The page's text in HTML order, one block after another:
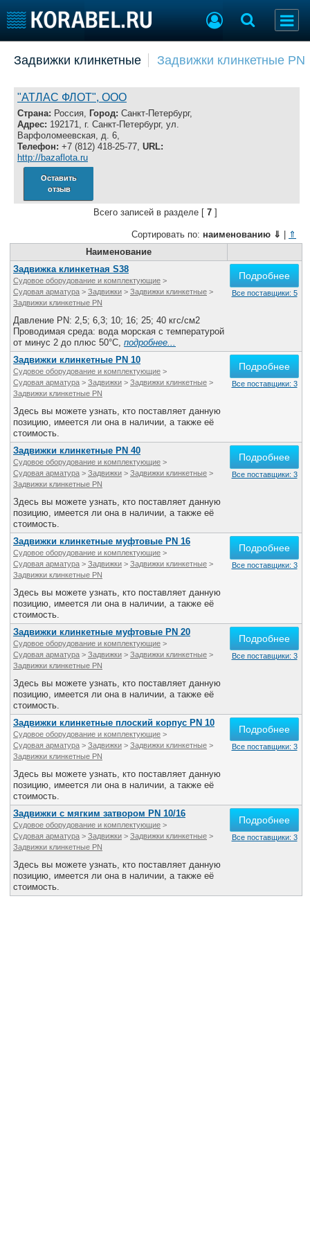
Пульс
Новости
Компании
Репутация
Работа
Крюинг
Журнал
Доска объявлений
Продажа флота
Оборудование
Изделия
Конференции
Выставки и семинары
Личности
Словарь
Все службы
Задвижки клинкетные Задвижки клинкетные PN
"АТЛАС ФЛОТ", ООО
Страна: Россия, Город: Санкт-Петербург,
Адрес: 192171, г. Санкт-Петербург, ул.
Варфоломеевская, д. 6,
Телефон: +7 (812) 418-25-77, URL:
http://bazaflota.ru
Оставить
отзыв
Всего записей в разделе [ 7]
Сортировать по: наименованию ⇓
⇑
Наименование
Задвижка клинкетная S38
Судовое оборудование и комплектующие >
Судовая арматура > Задвижки > Задвижки клинкетные >
Задвижки клинкетные PN
Давление PN: 2,5; 6,3; 10; 16; 25; 40 кгс/см2
Проводимая среда: вода морская с температурой
от минус 2 до плюс 50°С, подробнее...
Подробнее
Все поставщики: 5
Задвижки клинкетные PN 10
Судовое оборудование и комплектующие >
Судовая арматура > Задвижки > Задвижки клинкетные >
Задвижки клинкетные PN
Здесь вы можете узнать, кто поставляет данную
позицию, имеется ли она в наличии, а также её
стоимость.
Подробнее
Все поставщики: 3
Задвижки клинкетные PN 40
Судовое оборудование и комплектующие >
Судовая арматура > Задвижки > Задвижки клинкетные >
Задвижки клинкетные PN
Здесь вы можете узнать, кто поставляет данную
позицию, имеется ли она в наличии, а также её
стоимость.
Подробнее
Все поставщики: 3
Задвижки клинкетные муфтовые PN 16
Судовое оборудование и комплектующие >
Судовая арматура > Задвижки > Задвижки клинкетные >
Задвижки клинкетные PN
Здесь вы можете узнать, кто поставляет данную
позицию, имеется ли она в наличии, а также её
стоимость.
Подробнее
Все поставщики: 3
Задвижки клинкетные муфтовые PN 20
Судовое оборудование и комплектующие >
Судовая арматура > Задвижки > Задвижки клинкетные >
Задвижки клинкетные PN
Здесь вы можете узнать, кто поставляет данную
позицию, имеется ли она в наличии, а также её
стоимость.
Подробнее
Все поставщики: 3
Задвижки клинкетные плоский корпус PN 10
Судовое оборудование и комплектующие >
Судовая арматура > Задвижки > Задвижки клинкетные >
Задвижки клинкетные PN
Здесь вы можете узнать, кто поставляет данную
позицию, имеется ли она в наличии, а также её
стоимость.
Подробнее
Все поставщики: 3
Задвижки с мягким затвором PN 10/16
Судовое оборудование и комплектующие >
Судовая арматура > Задвижки > Задвижки клинкетные >
Задвижки клинкетные PN
Здесь вы можете узнать, кто поставляет данную
позицию, имеется ли она в наличии, а также её
стоимость.
Подробнее
Все поставщики: 3